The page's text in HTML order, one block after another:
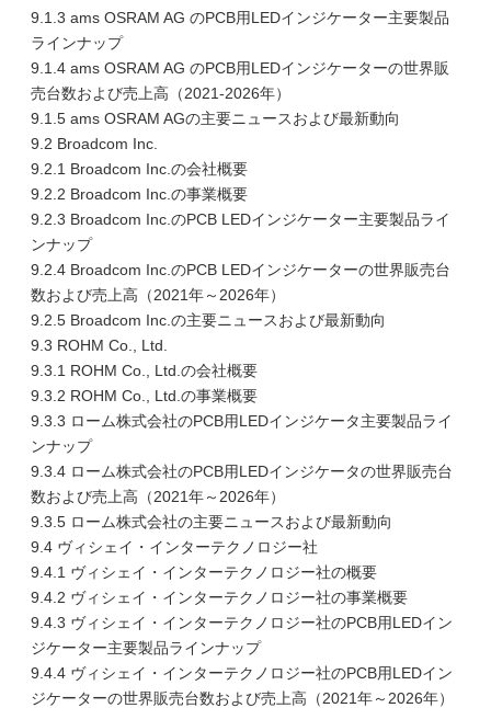
9.1.3 ams OSRAM AG のPCB用LEDインジケーター主要製品
ラインナップ
9.1.4 ams OSRAM AG のPCB用LEDインジケーターの世界販
売台数および売上高（2021-2026年）
9.1.5 ams OSRAM AGの主要ニュースおよび最新動向
9.2 Broadcom Inc.
9.2.1 Broadcom Inc.の会社概要
9.2.2 Broadcom Inc.の事業概要
9.2.3 Broadcom Inc.のPCB LEDインジケーター主要製品ライ
ンナップ
9.2.4 Broadcom Inc.のPCB LEDインジケーターの世界販売台
数および売上高（2021年～2026年）
9.2.5 Broadcom Inc.の主要ニュースおよび最新動向
9.3 ROHM Co., Ltd.
9.3.1 ROHM Co., Ltd.の会社概要
9.3.2 ROHM Co., Ltd.の事業概要
9.3.3 ローム株式会社のPCB用LEDインジケータ主要製品ライ
ンナップ
9.3.4 ローム株式会社のPCB用LEDインジケータの世界販売台
数および売上高（2021年～2026年）
9.3.5 ローム株式会社の主要ニュースおよび最新動向
9.4 ヴィシェイ・インターテクノロジー社
9.4.1 ヴィシェイ・インターテクノロジー社の概要
9.4.2 ヴィシェイ・インターテクノロジー社の事業概要
9.4.3 ヴィシェイ・インターテクノロジー社のPCB用LEDイン
ジケーター主要製品ラインナップ
9.4.4 ヴィシェイ・インターテクノロジー社のPCB用LEDイン
ジケーターの世界販売台数および売上高（2021年～2026年）